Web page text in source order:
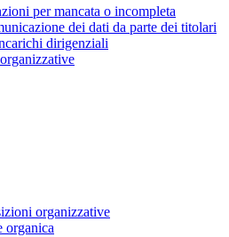
per mancata o incompleta
dei dati da parte dei titolari
dirigenziali
organizzative
organica